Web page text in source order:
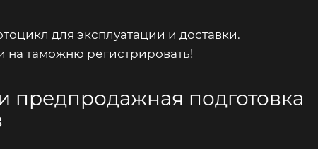
для эксплуатации и доставки.
на таможню регистрировать!
предпродажная подготовка